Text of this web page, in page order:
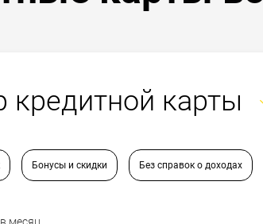
кредитной карты
Бонусы и скидки Без справок о доходах